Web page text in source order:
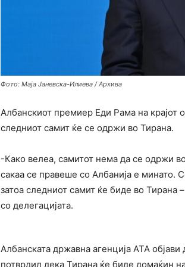
Фото: Маја Јаневска-Илиева / Архива
Албанскиот премиер Еди Рама на крајот
следниот самит ќе се одржи во Тирана.
-Како велеа, самитот нема да се одржи
сакаа се правеше со Албанија е минато.
затоа следниот самит ќе биде во Тирана
со делегацијата.
Албанската државна агенција АТА
потврдил дека Тирана ќе биде домаќин